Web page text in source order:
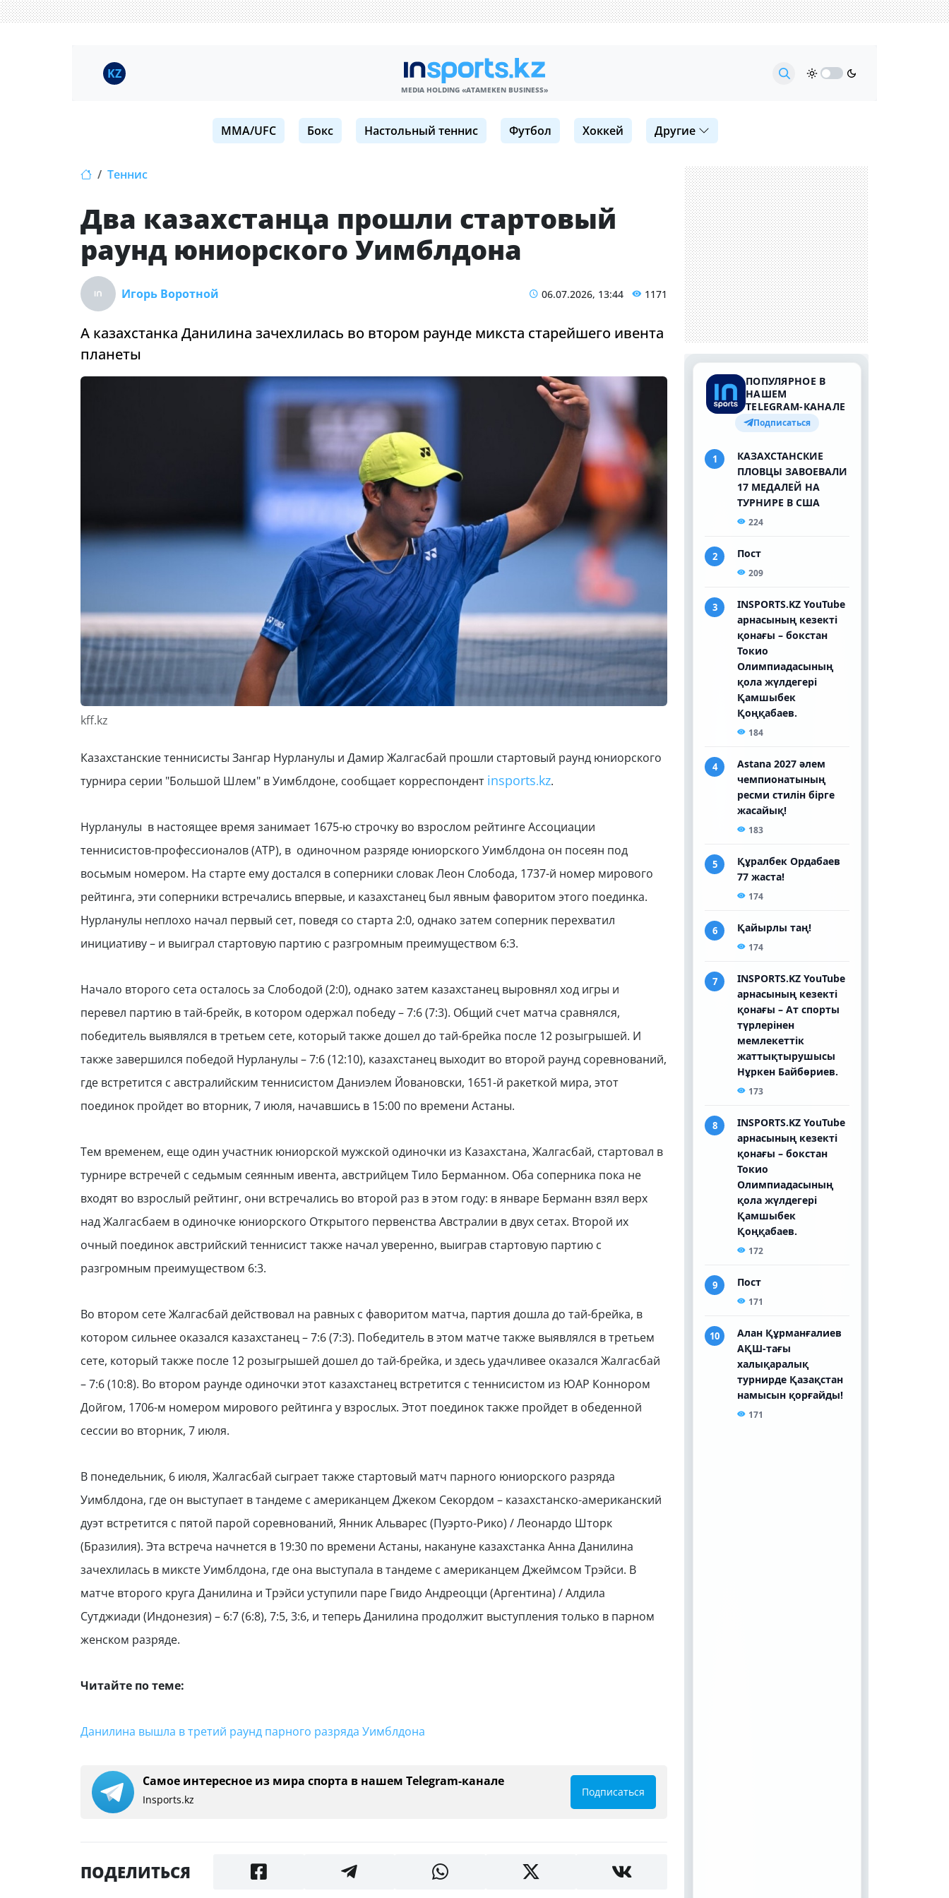
KZ
MEDIA HOLDING «ATAMEKЕN BUSINESS»
MMA/UFC Бокс Настольный теннис Футбол Хоккей Другие
Теннис
Два казахстанца прошли стартовый
раунд юниорского Уимблдона
Игорь Воротной 06.07.2026, 13:44 1171
А казахстанка Данилина зачехлилась во втором раунде микста старейшего ивента
планеты
kff.kz
Казахстанские теннисисты Зангар Нурланулы и Дамир Жалгасбай прошли стартовый раунд юниорского
турнира серии "Большой Шлем" в Уимблдоне, сообщает корреспондент insports.kz.
Нурланулы в настоящее время занимает 1675-ю строчку во взрослом рейтинге Ассоциации
теннисистов-профессионалов (ATP), в одиночном разряде юниорского Уимблдона он посеян под
восьмым номером. На старте ему достался в соперники словак Леон Слобода, 1737-й номер мирового
рейтинга, эти соперники встречались впервые, и казахстанец был явным фаворитом этого поединка.
Нурланулы неплохо начал первый сет, поведя со старта 2:0, однако затем соперник перехватил
инициативу – и выиграл стартовую партию с разгромным преимуществом 6:3.
Начало второго сета осталось за Слободой (2:0), однако затем казахстанец выровнял ход игры и
перевел партию в тай-брейк, в котором одержал победу – 7:6 (7:3). Общий счет матча сравнялся,
победитель выявлялся в третьем сете, который также дошел до тай-брейка после 12 розыгрышей. И
также завершился победой Нурланулы – 7:6 (12:10), казахстанец выходит во второй раунд соревнований,
где встретится с австралийским теннисистом Даниэлем Йовановски, 1651-й ракеткой мира, этот
поединок пройдет во вторник, 7 июля, начавшись в 15:00 по времени Астаны.
Тем временем, еще один участник юниорской мужской одиночки из Казахстана, Жалгасбай, стартовал в
турнире встречей с седьмым сеянным ивента, австрийцем Тило Берманном. Оба соперника пока не
входят во взрослый рейтинг, они встречались во второй раз в этом году: в январе Берманн взял верх
над Жалгасбаем в одиночке юниорского Открытого первенства Австралии в двух сетах. Второй их
очный поединок австрийский теннисист также начал уверенно, выиграв стартовую партию с
разгромным преимуществом 6:3.
Во втором сете Жалгасбай действовал на равных с фаворитом матча, партия дошла до тай-брейка, в
котором сильнее оказался казахстанец – 7:6 (7:3). Победитель в этом матче также выявлялся в третьем
сете, который также после 12 розыгрышей дошел до тай-брейка, и здесь удачливее оказался Жалгасбай
– 7:6 (10:8). Во втором раунде одиночки этот казахстанец встретится с теннисистом из ЮАР Коннором
Дойгом, 1706-м номером мирового рейтинга у взрослых. Этот поединок также пройдет в обеденной
сессии во вторник, 7 июля.
В понедельник, 6 июля, Жалгасбай сыграет также стартовый матч парного юниорского разряда
Уимблдона, где он выступает в тандеме с американцем Джеком Секордом – казахстанско-американский
дуэт встретится с пятой парой соревнований, Янник Альварес (Пуэрто-Рико) / Леонардо Шторк
(Бразилия). Эта встреча начнется в 19:30 по времени Астаны, накануне казахстанка Анна Данилина
зачехлилась в миксте Уимблдона, где она выступала в тандеме с американцем Джеймсом Трэйси. В
матче второго круга Данилина и Трэйси уступили паре Гвидо Андреоцци (Аргентина) / Алдила
Сутджиади (Индонезия) – 6:7 (6:8), 7:5, 3:6, и теперь Данилина продолжит выступления только в парном
женском разряде.
Читайте по теме:
Данилина вышла в третий раунд парного разряда Уимблдона
Самое интересное из мира спорта в нашем Telegram-канале
Insports.kz
Подписаться
ПОДЕЛИТЬСЯ